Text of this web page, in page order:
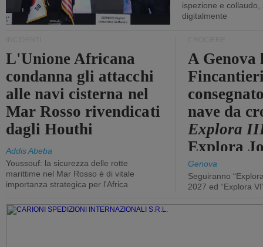
ispezione e collaudo,
digitalmente
L'Unione Africana
condanna gli attacchi
alle navi cisterna nel
Mar Rosso rivendicati
dagli Houthi
Addis Abeba
Youssouf: la sicurezza delle rotte
marittime nel Mar Rosso è di vitale
importanza strategica per l'Africa
A Genova
nave da
Explora
Explora
Genova
Seguiranno
2027 ed “Explora